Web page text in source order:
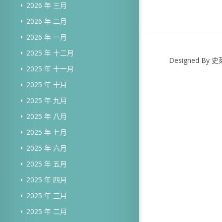
2026 年 三月
2026 年 二月
2026 年 一月
2025 年 十二月
2025 年 十一月
2025 年 十月
2025 年 九月
2025 年 八月
2025 年 七月
2025 年 六月
2025 年 五月
2025 年 四月
2025 年 三月
2025 年 二月
Designed By 史